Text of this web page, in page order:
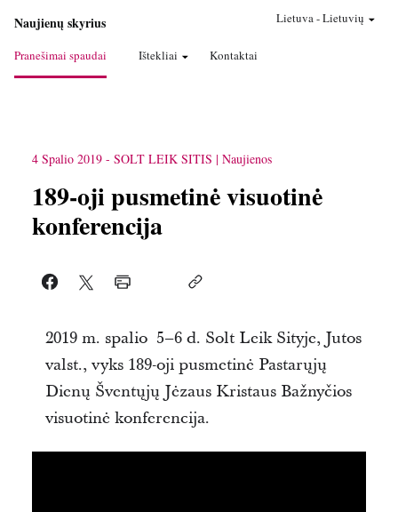
Naujienų skyrius
Pranešimai spaudai Ištekliai Kontaktai
Lietuva-Lietuvių
4 Spalio 2019 - SOLT LEIK SITIS Naujienos
189-oji pusmetinė visuotinė
konferencija
2019 m. spalio 5–6 d. Solt Leik Sityje, Jutos
valst., vyks 189-oji pusmetinė Pastarųjų
Dienų Šventųjų Jėzaus Kristaus Bažnyčios
visuotinė konferencija.